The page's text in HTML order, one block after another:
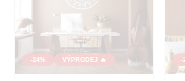
-24% VÝPRODEJ 🔥 -